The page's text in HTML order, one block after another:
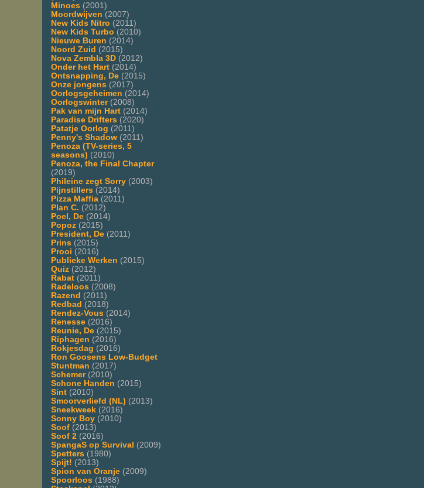
Minoes (2001)
Moordwijven (2007)
New Kids Nitro (2011)
New Kids Turbo (2010)
Nieuwe Buren (2014)
Noord Zuid (2015)
Nova Zembla 3D (2012)
Onder het Hart (2014)
Ontsnapping, De (2015)
Onze jongens (2017)
Oorlogsgeheimen (2014)
Oorlogswinter(2008)
Pak van mijn Hart (2014)
Paradise Drifters (2020)
Patatje Oorlog (2011)
Penny's Shadow (2011)
Penoza (TV-series, 5
seasons) (2010)
Penoza, the Final Chapter
(2019)
Phileine zegt Sorry (2003)
Pijnstillers (2014)
Pizza Maffia (2011)
Plan C. (2012)
Poel, De (2014)
Popoz (2015)
President, De (2011)
Prins (2015)
Prooi (2016)
Publieke Werken (2015)
Quiz (2012)
Rabat (2011)
Radeloos (2008)
Razend (2011)
Redbad (2018)
Rendez-Vous (2014)
Renesse (2016)
Reunie, De (2015)
Riphagen (2016)
Rokjesdag (2016)
Ron Goosens Low-Budget
Stuntman (2017)
Schemer(2010)
Schone Handen (2015)
Sint (2010)
Smoorverliefd (NL) (2013)
Sneekweek (2016)
Sonny Boy (2010)
Soof (2013)
Soof 2 (2016)
SpangaS op Survival (2009)
Spetters (1980)
Spijt! (2013)
Spion van Oranje (2009)
Spoorloos (1988)